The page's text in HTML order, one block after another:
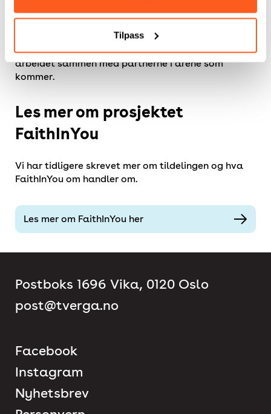
Tilpass
forskning, forvaltning og praksisfeltet.
Tverga gleder seg til å ta fatt på det spennende
arbeidet sammen med partnerne i årene som
kommer.
Les mer om prosjektet
FaithInYou
Vi har tidligere skrevet mer om tildelingen og hva
FaithInYou om handler om.
Les mer om FaithInYou her
Postboks 1696 Vika, 0120 Oslo
post@tverga.no
Facebook
Instagram
Nyhetsbrev